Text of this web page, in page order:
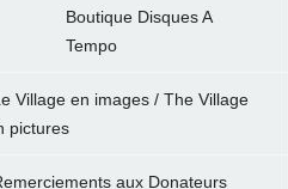
Boutique Disques A
Tempo
Village en images / The Village
pictures
aux Donateurs